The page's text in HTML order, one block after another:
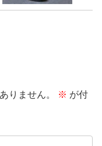
りません。 ※ が付